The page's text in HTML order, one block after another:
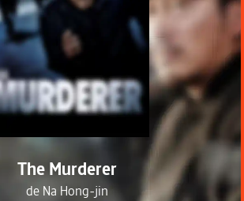
The Murderer
de Na Hong-jin